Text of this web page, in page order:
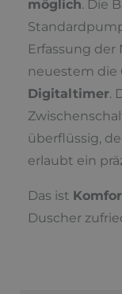
möglich. Die
Erfassung
neuestem die
Digitaltimer.
überflüssig,
erlaubt ein
Das ist
Duscher